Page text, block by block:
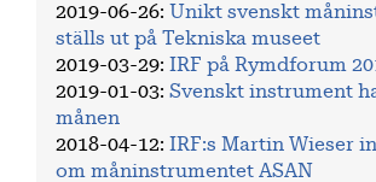
2019-06-26: Unikt svenskt
ställs ut på Tekniska museet
2019-03-29: IRF på Rymdforum
2019-01-03: Svenskt instrument
månen
2018-04-12: IRF:s Martin Wieser
om måninstrumentet ASAN